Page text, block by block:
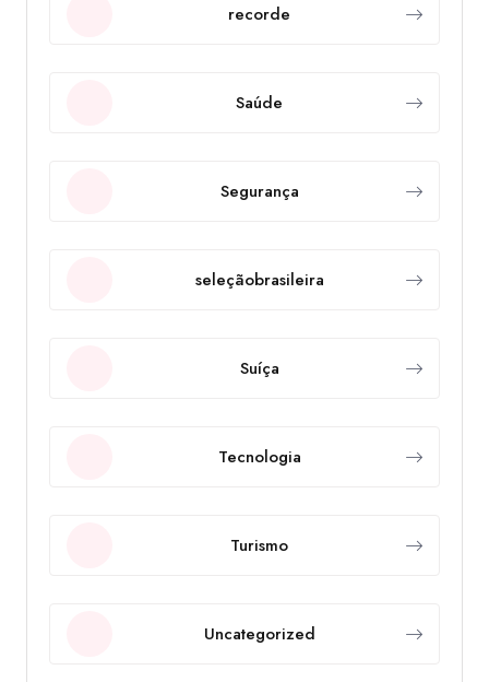
recorde
Saúde
Segurança
seleçãobrasileira
Suíça
Tecnologia
Turismo
Uncategorized